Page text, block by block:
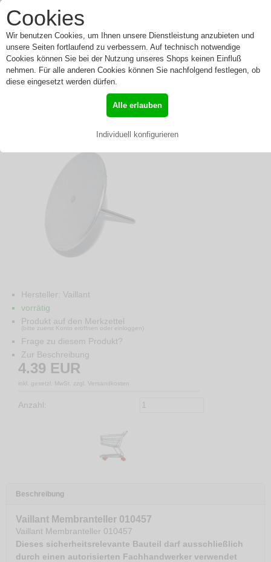
Cookies
Wir benutzen Cookies, um Ihnen unsere Dienstleistung anzubieten und
unsere Seiten fortlaufend zu verbessern. Auf technisch notwendige
Cookies können Sie bei der Nutzung unseres Shops keinen Einfluß
nehmen. Für alle anderen Cookies können Sie nachfolgend festlegen, ob
diese eingesetzt werden dürfen.
Alle erlauben
Individuell konfigurieren
Toggle
Menü
Vaillant Membranteller
Sonderangebote» Vaillant Membranteller 010457
Hersteller: Vaillant
vorrätig
Produkt auf den Merkzettel
(bitte zuerst Konto eröffnen oder einloggen)
Frage zu diesem Produkt?
Zur Beschreibung
4.39 EUR
inkl. gesetzl. MwSt. zzgl. Versandkosten
Anzahl:
Beschreibung
Vaillant Membranteller 010457
Vaillant Membranteller 010457
Dieses sicherheitsrelevante Bauteil darf ausschließlich
durch einen autorisierten Fachhandwerker verwendet